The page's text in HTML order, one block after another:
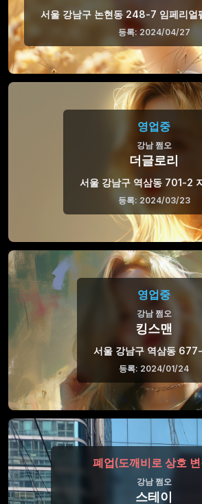
서울 강남구 논현동 248-7 임페리얼
등록: 2024/04/27
영업중
강남 쩜오
더글로리
서울 강남구 역삼동 701-2
등록: 2024/03/23
영업중
강남 쩜오
킹스맨
서울 강남구 역삼동
등록: 2024/01/24
폐업(도깨비로 상호
강남 쩜오
스테이